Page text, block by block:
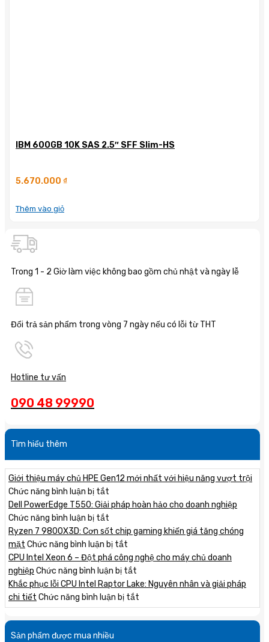
IBM 600GB 10K SAS 2.5″ SFF Slim-HS
5.670.000 ₫
Thêm vào giỏ
Trong 1 - 2 Giờ làm việc không bao gồm chủ nhật và ngày lễ
Đổi trả sản phẩm trong vòng 7 ngày nếu có lỗi từ THT
Hotline tư vấn
090 48 99990
Tìm hiểu thêm
Giới thiệu máy chủ HPE Gen12 mới nhất với hiệu năng vượt trội
Chức năng bình luận bị tắt
Giới
máy
chủ
HPE
Gen12
mới
nhất
với
hiệu
năng
Dell PowerEdge T550: Giải pháp hoàn hảo cho doanh nghiệp
Chức năng bình luận bị tắt
Dell
PowerEdge
T550:
Giải
pháp
hoàn
hảo
cho
doanh
Ryzen 7 9800X3D: Cơn sốt chip gaming khiến giá tăng chóng
mặt Chức năng bình luận bị tắt
Ryzen
7
9800X3D:
Cơn
sốt
chip
CPU Intel Xeon 6 – Đột phá công nghệ cho máy chủ doanh
nghiệp Chức năng bình luận bị tắt
CPU
Intel
Xeon
6
Khắc phục lỗi CPU Intel Raptor Lake: Nguyên nhân và giải pháp
chi tiết Chức năng bình luận bị tắt
Khắc
phục
Sản phẩm được mua nhiều